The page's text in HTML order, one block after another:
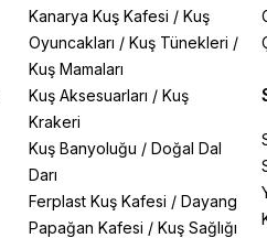
Kanarya Kuş Kafesi / Kuş
Oyuncakları / Kuş Tünekleri /
Kuş Mamaları
Kuş Aksesuarları / Kuş
Krakeri
Kuş Banyoluğu / Doğal Dal
Darı
Ferplast Kuş Kafesi / Dayang
Papağan Kafesi / Kuş Sağlığı